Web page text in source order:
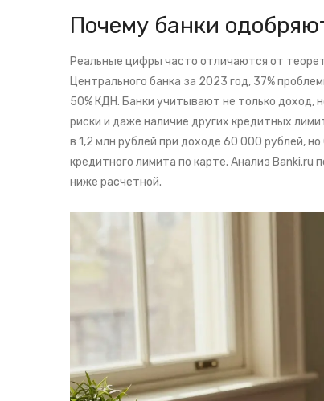
Почему банки
Реальные цифры часто отличаются от
Центрального банка за 2023 год, 37%
50% КДН. Банки учитывают не только доход,
риски и даже наличие других кредитных
в 1,2 млн рублей при доходе 60 000 рублей,
кредитного лимита по карте. Анализ Banki.ru
ниже расчетной.